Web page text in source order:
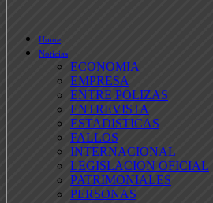
Home
Noticias
ECONOMIA
EMPRESA
ENTRE POLIZAS
ENTREVISTA
ESTADISTICAS
FALLOS
INTERNACIONAL
LEGISLACION OFICIAL
PATRIMONIALES
PERSONAS